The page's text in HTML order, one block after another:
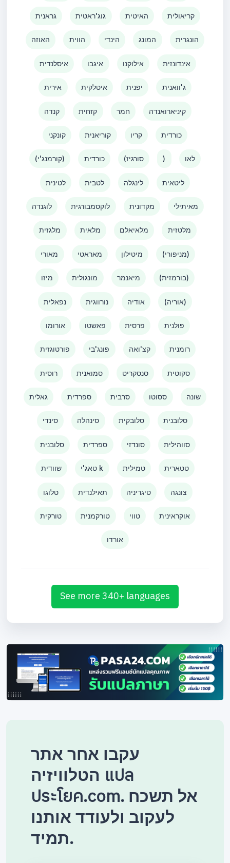
גראנית גוג'ראטית האיטית קריאולית
האוזה הווית הינדי המונג הונגרית
איסלנדית איגבו אילוקנו אינדונזית
אירית איטלקית יפנית ג'וואנית
קנדה קזחית חמר קיניארואנדה
קונקני קוריאנית קריו כורדית
(קורמנג'י) כורדית (סורגיז ) לאו
לטינית לטבית לינגלה ליטאית
לוגנדה לוקסמבורגית מקדונית מאיתילי
מלגזית מלאית מלאיאלם מלטזית
מאורי מאראטי מיטילון (מניפורי)
מיזו מונגולית מיאנמר (בורמזית)
נפאלית נורווגית אודיה (אוריה)
אורומו פאשטו פרסית פולנית
פורטוגזית פונג'בי קצ'ואה רומנית
רוסית סמואנית סנסקריט סקוטית
גאלית ספרדית סרבית ססוטו שונה
סינדי סינהלה סלובקית סלובנית
סלובנית ספרדית סונדזי סווהילית
שוודית טאג'י k טמילית טטארית
טלוגו תאילנדית טיגריניה צונגה
טורקית טורקמנית טווי אוקראינית
אורדו
See more 340+ languages
עקבו אחר אתר
הטלוויזיה แปล
ประโยค.com. אל תשכח
לעקוב ולעודד אותנו
תמיד.